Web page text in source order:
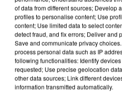
of data from different sources; Develop
profiles to personalise content; Use
content; Use limited data to select
detect fraud, and fix errors; Deliver and
Save and communicate privacy
process personal data such as IP
following functionalities: Identify
requested; Use precise geolocation
other data sources; Link different
information transmitted automatically.